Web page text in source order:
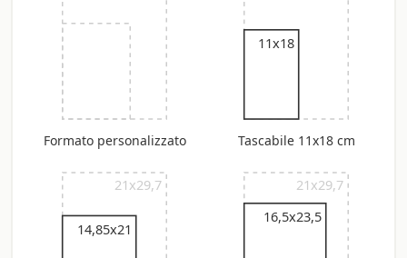
Formato personalizzato
11x18
Tascabile 11x18 cm
21x29,7
14,85x21
21x29,7
16,5x23,5